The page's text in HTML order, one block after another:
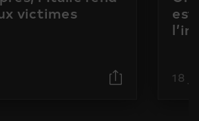
victimes
est
18